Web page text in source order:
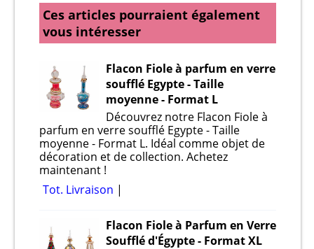
Ces articles pourraient également
vous intéresser
Flacon Fiole à parfum en verre
soufflé Egypte - Taille
moyenne - Format L
Découvrez notre Flacon Fiole à
parfum en verre soufflé Egypte - Taille
moyenne - Format L. Idéal comme objet de
décoration et de collection. Achetez
maintenant !
Tot. Livraison
Flacon Fiole à Parfum en Verre
Soufflé d'Égypte - Format XL